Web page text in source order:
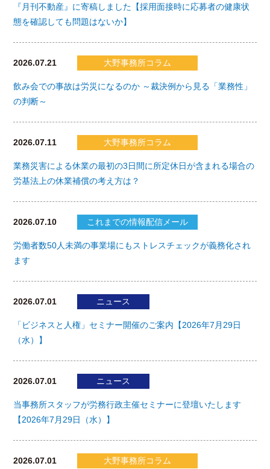
『月刊不動産』に寄稿しました【採用面接時に応募者の健康状
態を確認しても問題はないか】
2026.07.21 大野事務所コラム
飲み会での事故は労災になるのか ～裁決例から見る「業務性」
の判断～
2026.07.11 大野事務所コラム
業務災害による休業の最初の3日間に所定休日が含まれる場合の
労基法上の休業補償の考え方は？
2026.07.10 これまでの情報配信メール
労働者数50人未満の事業場にもストレスチェックが義務化され
ます
2026.07.01 ニュース
「ビジネスと人権」セミナー開催のご案内【2026年7月29日
（水）】
2026.07.01 ニュース
当事務所スタッフが労務行政主催セミナーに登壇いたします
【2026年7月29日（水）】
2026.07.01 大野事務所コラム